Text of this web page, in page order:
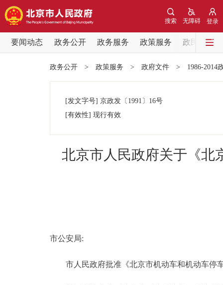
登录
无障碍
搜索
要闻动态 政务公开 政务服务 政策服务
政民互动
党中央精神
政务公开 > 政策服务 > 政府文件 > 1986-2014
[发文字号] 京政发 〔1991〕 16号
[有效性] 现行有效
北京市人民政府关于《北
市公安局:
市人民政府批准《北京市机动车和机动车停